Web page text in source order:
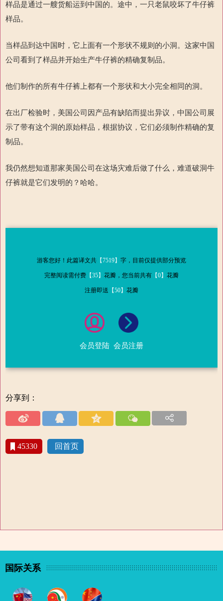
样品是通过一艘货船运到中国的。途中，一只老鼠咬坏了牛仔裤
样品。
当样品到达中国时，它上面有一个形状不规则的小洞。这家中国
公司看到了样品并开始生产牛仔裤的精确复制品。
他们制作的所有牛仔裤上都有一个形状和大小完全相同的洞。
在出厂检验时，美国公司因产品有缺陷而提出异议，中国公司展
示了带有这个洞的原始样品，根据协议，它们必须制作精确的复
制品。
我仍然想知道那家美国公司在这场灾难后做了什么，难道破洞牛
仔裤就是它们发明的？哈哈。
游客您好！此篇译文共 【7519】 字，目前仅提供部分预览
完整阅读需付费 【35】 花瓣，您当前共有 【0】 花瓣
注册即送 【50】 花瓣
会员登陆 会员注册
分享到：
45330 回首页
国际关系